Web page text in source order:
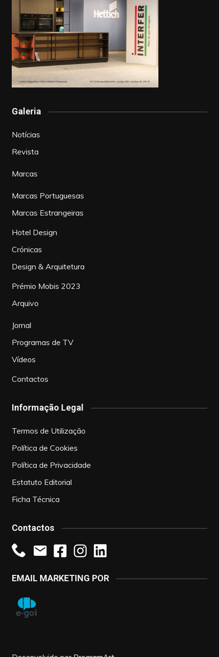
Galeria
Notícias
Revista
Marcas
Marcas Portuguesas
Marcas Estrangeiras
Hotel Design
Crónicas
Design & Arquitetura
Prémio Mobis 2023
Arquivo
Jornal
Programas de TV
Vídeos
Contactos
Informação Legal
Termos de Utilização
Política de Cookies
Política de Privacidade
Estatuto Editorial
Ficha Técnica
Contactos
EMAIL MARKETING POR